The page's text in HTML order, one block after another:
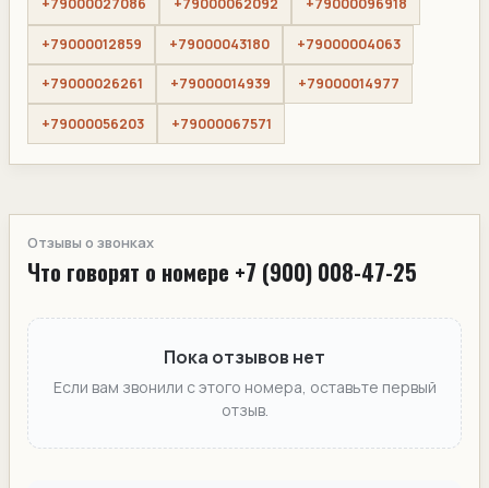
+79000027086 +79000062092 +79000096918
+79000012859 +79000043180 +79000004063
+79000026261 +79000014939 +79000014977
+79000056203 +79000067571
Отзывы о звонках
Что говорят о номере +7 (900) 008-47-25
Пока отзывов нет
Если вам звонили с этого номера, оставьте первый
отзыв.